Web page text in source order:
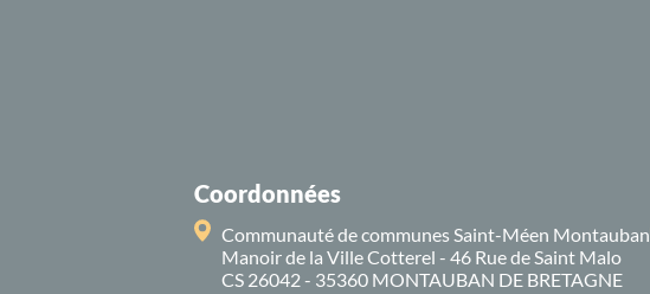
Coordonnées
Communauté de communes Saint-Méen Montauban
Manoir de la Ville Cotterel - 46 Rue de Saint Malo
CS 26042 - 35360 MONTAUBAN DE BRETAGNE